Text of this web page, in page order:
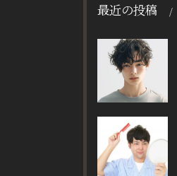
最近の投稿